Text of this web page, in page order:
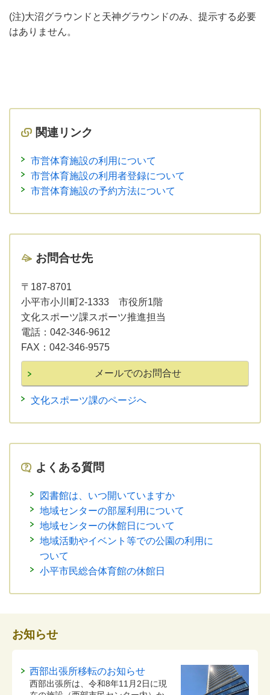
(注)大沼グラウンドと天神グラウンドのみ、提示する必要
はありません。
関連リンク
市営体育施設の利用について
市営体育施設の利用者登録について
市営体育施設の予約方法について
お問合せ先
〒187-8701
小平市小川町2-1333 市役所1階
文化スポーツ課スポーツ推進担当
電話： 042-346-9612
FAX： 042-346-9575
文化スポーツ課のページへ
よくある質問
図書館は、いつ開いていますか
地域センターの部屋利用について
地域センターの休館日について
地域活動やイベント等での公園の利用に
ついて
小平市民総合体育館の休館日
お知らせ
西部出張所移転のお知らせ
西部出張所は、令和8年11月2日に現